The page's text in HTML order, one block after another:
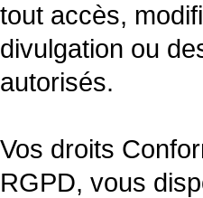
tout accès,
divulgation ou
autorisés.
Vos droits
RGPD, vous